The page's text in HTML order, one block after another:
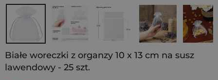
Białe woreczki z organzy 10 x 13 cm na susz
lawendowy - 25 szt.